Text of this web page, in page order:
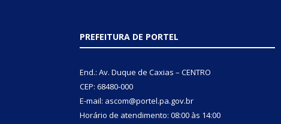
PREFEITURA DE PORTEL
End.: Av. Duque de Caxias – CENTRO
CEP: 68480-000
E-mail: ascom@portel.pa.gov.br
Horário de atendimento: 08:00 às 14:00